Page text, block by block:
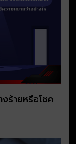
ร้ายหรือโชค